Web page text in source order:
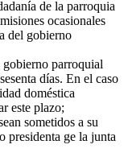
de la parroquia
ocasionales
del gobierno
parroquial
días. En el caso
doméstica
este plazo;
sometidos a su
presidenta ge la junta